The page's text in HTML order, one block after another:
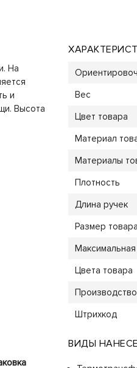
На
и
Высота
Вес
Цвет товара
Материал
Материалы
Плотность
Длина ручек
Размер
Максимальная
Цвета товара
Производство
Штрихкод
ВИДЫ